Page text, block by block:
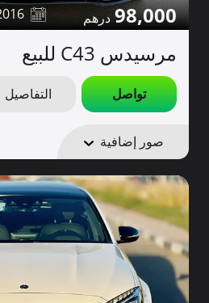
98,000
مرسيدس C43 للبيع
تواصل التفاصيل
صور إضافية